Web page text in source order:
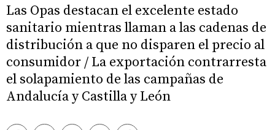
Las Opas destacan el excelente estado
sanitario mientras llaman a las cadenas de
distribución a que no disparen el precio al
consumidor / La exportación contrarresta
el solapamiento de las campañas de
Andalucía y Castilla y León